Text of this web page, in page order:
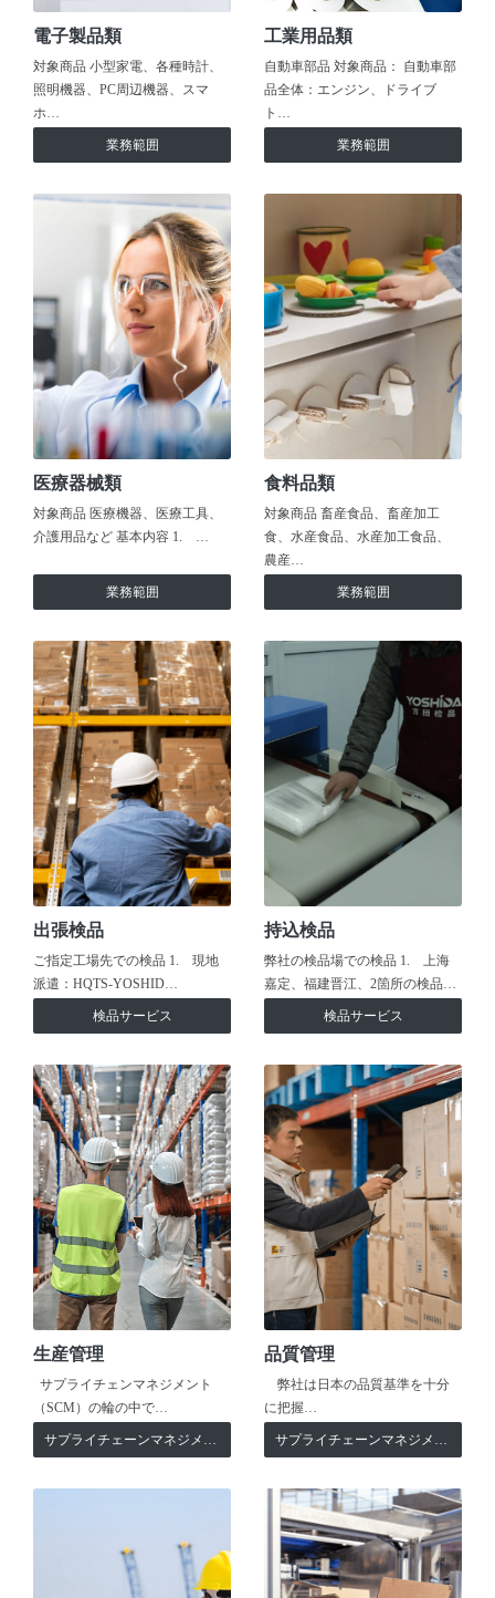
電子製品類
対象商品 小型家電、各種時計、
照明機器、PC周辺機器、スマ
ホ…
業務範囲
工業用品類
自動車部品 対象商品： 自動車部
品全体：エンジン、ドライブ
ト…
業務範囲
医療器械類
対象商品 医療機器、医療工具、
介護用品など 基本内容 1. …
業務範囲
食料品類
対象商品 畜産食品、畜産加工
食、水産食品、水産加工食品、
農産…
業務範囲
出張検品
ご指定工場先での検品 1. 現地
派遣：HQTS-YOSHID…
検品サービス
持込検品
弊社の検品場での検品 1. 上海
嘉定、福建晋江、2箇所の検品…
検品サービス
生産管理
サプライチェンマネジメント
（SCM）の輪の中で…
サプライチェーンマネジメント
品質管理
弊社は日本の品質基準を十分
に把握…
サプライチェーンマネジメント